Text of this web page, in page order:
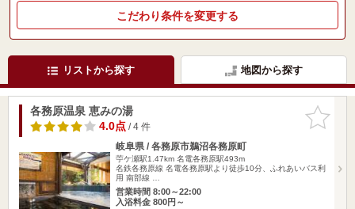
こだわり条件を変更する
リストから探す 地図から探す
お気に入
りに追加
各務原温泉 恵みの湯
4.0点/ 4 件
岐阜県 / 各務原市鵜沼各務原町
苧ケ瀬駅1.47km 名電各務原駅493m
名鉄各務原線 名電各務原駅より徒歩10分、ふれあいバス利
用 南部線 …
営業時間 8:00～22:00
入浴料金 800円～